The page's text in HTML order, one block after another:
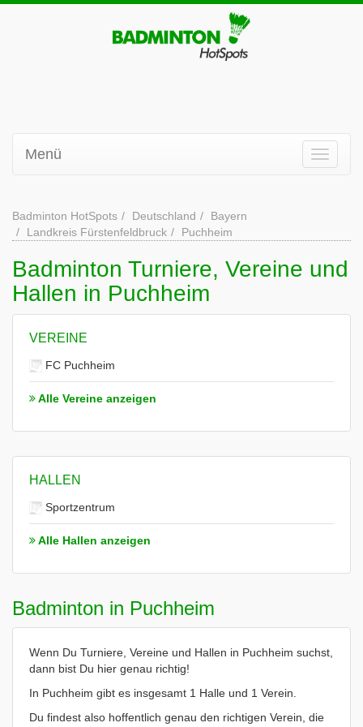
Menü
Badminton HotSpots Deutschland
Bayern
Landkreis Fürstenfeldbruck
Puchheim
Badminton Turniere, Vereine und
Hallen in Puchheim
VEREINE
FC Puchheim
Alle Vereine anzeigen
HALLEN
Sportzentrum
Alle Hallen anzeigen
Badminton in Puchheim
Wenn Du Turniere, Vereine und Hallen in Puchheim suchst,
dann bist Du hier genau richtig!
In Puchheim gibt es insgesamt 1 Halle und 1 Verein.
Du findest also hoffentlich genau den richtigen Verein, die